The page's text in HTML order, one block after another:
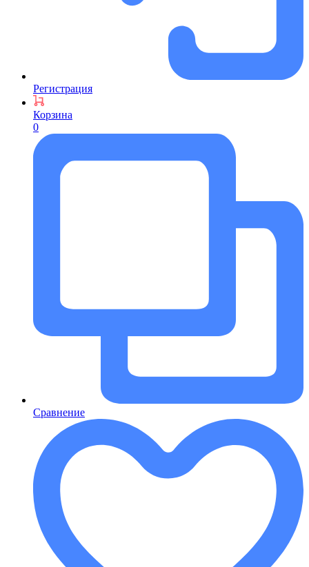
Регистрация
Корзина
0
Сравнение